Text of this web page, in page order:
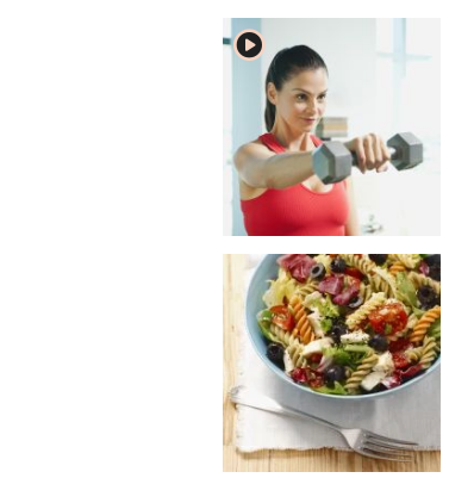
player2